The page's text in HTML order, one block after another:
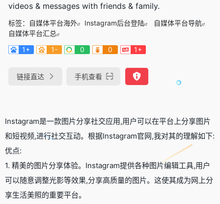
videos & messages with friends & family.
标签： 自媒体平台海外 Instagram后台登陆
自媒体平台导航
自媒体平台汇总
1+
1- 0 0 1+
链接直达 手机查看
Instagram是一款图片分享社交应用,用户可以在平台上分享图片
和短视频,进行社交互动。根据Instagram官网,我对其的理解如下:
优点:
1. 精美的图片分享体验。Instagram提供各种图片编辑工具,用户
可以随意调整光影等效果,分享高质量的图片。这使其成为网上分
享生活美照的重要平台。